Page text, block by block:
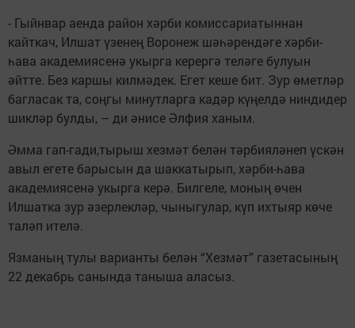
- Гыйнвар аенда район хәрби комиссариатыннан
кайткач, Илшат үзенең Воронеж шәһәрендәге хәрби-
һава академиясенә укырга керергә теләге булуын
әйтте. Без каршы килмәдек. Егет кеше бит. Зур өметләр
багласак та, соңгы минутларга кадәр күңелдә ниндидер
шикләр булды, – ди әнисе Әлфия ханым.
Әмма гап-гади,тырыш хезмәт белән тәрбияләнеп үскән
авыл егете барысын да шаккатырып, хәрби-һава
академиясенә укырга керә. Билгеле, моның өчен
Илшатка зур әзерлекләр, чыныгулар, күп ихтыяр көче
таләп ителә.
Язманың тулы варианты белән “Хезмәт” газетасының
22 декабрь санында таныша аласыз.